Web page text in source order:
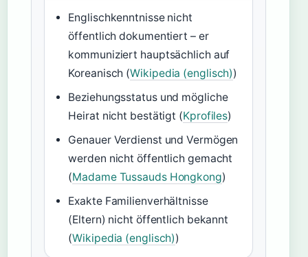
Englischkenntnisse nicht
öffentlich dokumentiert – er
kommuniziert hauptsächlich auf
Koreanisch (Wikipedia (englisch))
Beziehungsstatus und mögliche
Heirat nicht bestätigt (Kprofiles)
Genauer Verdienst und Vermögen
werden nicht öffentlich gemacht
(Madame Tussauds Hongkong)
Exakte Familienverhältnisse
(Eltern) nicht öffentlich bekannt
(Wikipedia (englisch))